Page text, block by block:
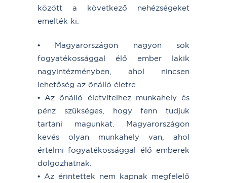
között a következő nehézségeket
emelték ki:
• Magyarországon nagyon sok
fogyatékossággal élő ember lakik
nagyintézményben, ahol nincsen
lehetőség az önálló életre.
• Az önálló életvitelhez munkahely és
pénz szükséges, hogy fenn tudjuk
tartani magunkat. Magyarországon
kevés olyan munkahely van, ahol
értelmi fogyatékossággal élő emberek
dolgozhatnak.
• Az érintettek nem kapnak megfelelő